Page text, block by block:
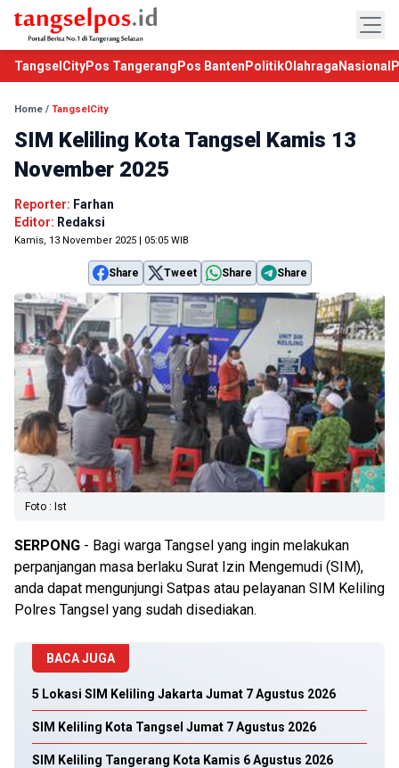
TangselCityPos Tangerang Pos Banten PolitikOlahraga Nasional
Home / TangselCity
SIM Keliling Kota Tangsel Kamis 13
November 2025
Reporter: Farhan
Editor: Redaksi
Kamis, 13 November 2025 | 05:05 WIB
Share Tweet Share Share
Foto : Ist
SERPONG - Bagi warga Tangsel yang ingin melakukan
perpanjangan masa berlaku Surat Izin Mengemudi (SIM),
anda dapat mengunjungi Satpas atau pelayanan SIM Keliling
Polres Tangsel yang sudah disediakan.
BACA JUGA
5 Lokasi SIM Keliling Jakarta Jumat 7 Agustus 2026
SIM Keliling Kota Tangsel Jumat 7 Agustus 2026
SIM Keliling Tangerang Kota Kamis 6 Agustus 2026